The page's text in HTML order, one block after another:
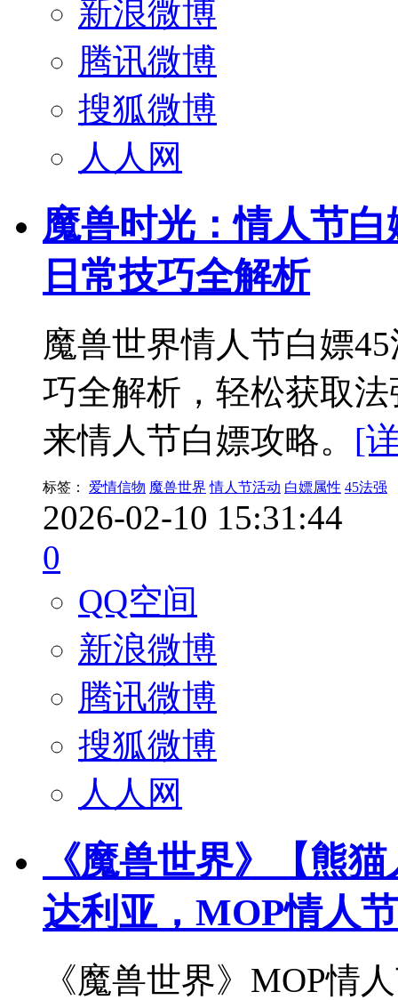
新浪微博
腾讯微博
搜狐微博
人人网
魔兽时光：情人节
日常技巧全解析
魔兽世界情人节白嫖
巧全解析，轻松获取
来情人节白嫖攻略。 [
标签： 爱情信物 魔兽世界 情人节活动 白嫖属性 45法强
2026-02-10 15:31:44
0
QQ空间
新浪微博
腾讯微博
搜狐微博
人人网
《魔兽世界》【熊
达利亚，MOP情人
《魔兽世界》MOP情